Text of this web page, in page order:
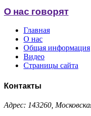
О нас говорят
Главная
О нас
Общая информация
Видео
Страницы сайта
Контакты
Адрес: 143260,